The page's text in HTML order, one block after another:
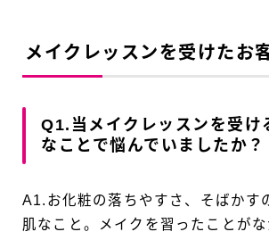
メイクレッスンを受けたお
Q1.当メイクレッスンを受け
なことで悩んでいましたか？
A1.お化粧の落ちやすさ、そばかす
肌なこと。メイクを習ったことが